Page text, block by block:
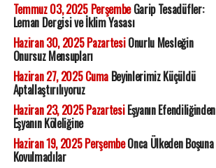
Temmuz 03, 2025 PerşembeGarip Tesadüfler:
Leman Dergisi ve İklim Yasası
Haziran 30, 2025 PazartesiOnurlu Mesleğin
Onursuz Mensupları
Haziran 27, 2025 CumaBeyinlerimiz Küçüldü
Aptallaştırılıyoruz
Haziran 23, 2025 PazartesiEşyanın Efendiliğinden
Eşyanın Köleliğine
Haziran 19, 2025 PerşembeOnca Ülkeden Boşuna
Kovulmadılar